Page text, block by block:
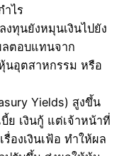
ำไร
ทุนยังหมุนเงินไปยัง
ตอบแทนจาก
นอุตสาหกรรม หรือ
Yields) สูงขึ้น
ย เงินกู้ แต่เจ้าหน้าที่
องเงินเฟ้อ ทำให้ผล